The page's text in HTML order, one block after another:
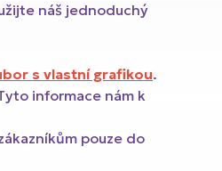
náš jednoduchý
s vlastní grafikou.
informace nám k
pouze do